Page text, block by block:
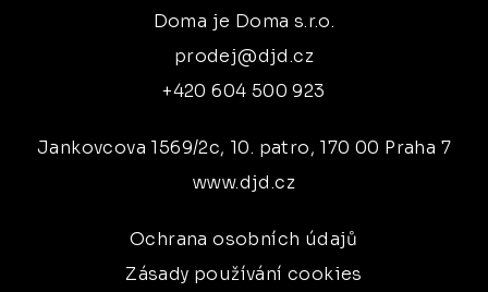
Doma je Doma s.r.o.
prodej@djd.cz
+420 604 500 923
Jankovcova 1569/2c, 10. patro, 170 00 Praha 7
www.djd.cz
Ochrana osobních údajů
Zásady používání cookies